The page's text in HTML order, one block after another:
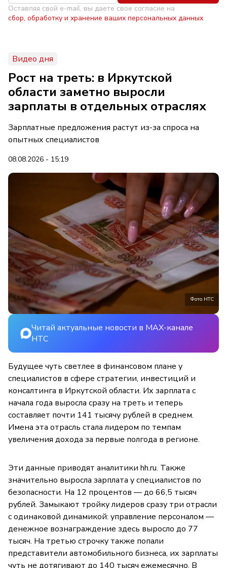
Оставляя свой e-mail, вы даете свое согласие на
сбор, обработку и хранение ваших персональных данных
Видео дня
Рост на треть: в Иркутской
области заметно выросли
зарплаты в отдельных отраслях
Зарплатные предложения растут из-за спроса на
опытных специалистов
08.08.2026 - 15:19
Фото НТС
Читай актуальные новости в MAX-канале
НТС
Будущее чуть светлее в финансовом плане у
специалистов в сфере стратегии, инвестиций и
консалтинга в Иркутской области. Их зарплата с
начала года выросла сразу на треть и теперь
составляет почти 141 тысячу рублей в среднем.
Имена эта отрасль стала лидером по темпам
увеличения дохода за первые полгода в регионе.
Эти данные приводят аналитики hh.ru. Также
значительно выросла зарплата у специалистов по
безопасности. На 12 процентов — до 66,5 тысяч
рублей. Замыкают тройку лидеров сразу три отрасли
с одинаковой динамикой: управление персоналом —
денежное вознаграждение здесь выросло до 77
тысяч. На третью строчку также попали
представители автомобильного бизнеса, их зарплаты
чуть не дотягивают до 140 тысяч ежемесячно. В